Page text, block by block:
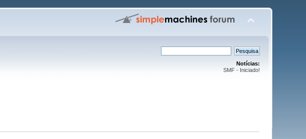
Notícias:
SMF - Iniciado!